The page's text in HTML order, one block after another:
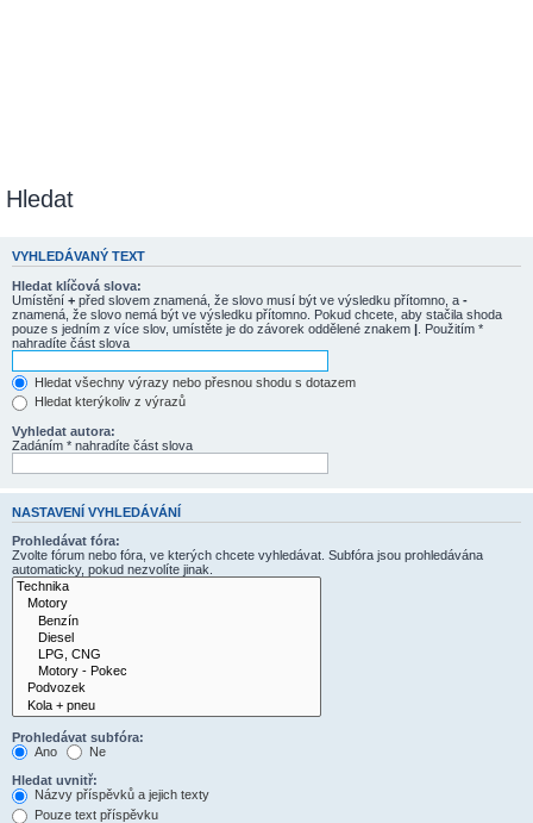
Hledat
VYHLEDÁVANÝ TEXT
Hledat klíčová slova:
Umístění + před slovem znamená, že slovo musí být ve výsledku přítomno, a -
znamená, že slovo nemá být ve výsledku přítomno. Pokud chcete, aby stačila shoda
pouze s jedním z více slov, umístěte je do závorek oddělené znakem | . Použitím *
nahradíte část slova
Hledat všechny výrazy nebo přesnou shodu s dotazem
Hledat kterýkoliv z výrazů
Vyhledat autora:
Zadáním * nahradíte část slova
NASTAVENÍ VYHLEDÁVÁNÍ
Prohledávat fóra:
Zvolte fórum nebo fóra, ve kterých chcete vyhledávat. Subfóra jsou prohledávána
automaticky, pokud nezvolíte jinak.
Prohledávat subfóra:
Ano
Ne
Hledat uvnitř:
Názvy příspěvků a jejich texty
Pouze text příspěvku